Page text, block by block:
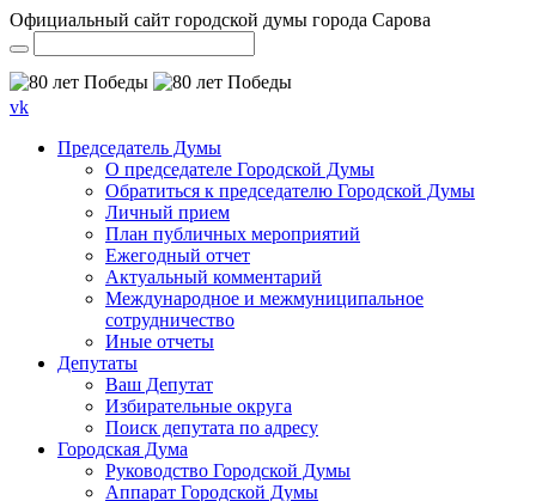
Официальный сайт городской думы города Сарова
vk
Председатель Думы
О председателе Городской Думы
Обратиться к председателю Городской Думы
Личный прием
План публичных мероприятий
Ежегодный отчет
Актуальный комментарий
Международное и межмуниципальное
сотрудничество
Иные отчеты
Депутаты
Ваш Депутат
Избирательные округа
Поиск депутата по адресу
Городская Дума
Руководство Городской Думы
Аппарат Городской Думы